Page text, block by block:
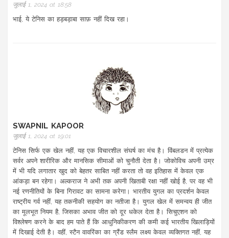
जुलाई 1, 2024 at 18:58
भाई, ये टेनिस का हड़बड़ाबा साफ़ नहीं दिख रहा।
SWAPNIL KAPOOR
जुलाई 1, 2024 at 19:01
टेनिस सिर्फ एक खेल नहीं, यह एक विचारशील संघर्ष का मंच है। विंबलडन में प्रत्येक
सर्वर अपने शारीरिक और मानसिक सीमाओं को चुनौती देता है। जोकोविच अपनी उम्र
में भी यदि लगातार खुद को बेहतर साबित नहीं करता तो वह इतिहास में केवल एक
आंकड़ा बन रहेगा। अल्कराज ने अभी तक अपनी खिताबी रक्षा नहीं खोई है, पर वह भी
नई रणनीतियों के बिना गिरावट का सामना करेगा। भारतीय युगल का प्रदर्शन केवल
राष्ट्रीय गर्व नहीं, यह तकनीकी सहयोग का नतीजा है। युगल खेल में समन्वय ही जीत
का मूलभूत नियम है, जिसका अभाव जीत को दूर धकेल देता है। सिचुएशन को
विश्लेषण करने के बाद हम पाते हैं कि आधुनिकीकरण की कमी कई भारतीय खिलाड़ियों
में दिखाई देती है। वहीं, स्टैन वावरिंका का ग्रैंड स्लैम लक्ष्य केवल व्यक्तिगत नहीं, यह